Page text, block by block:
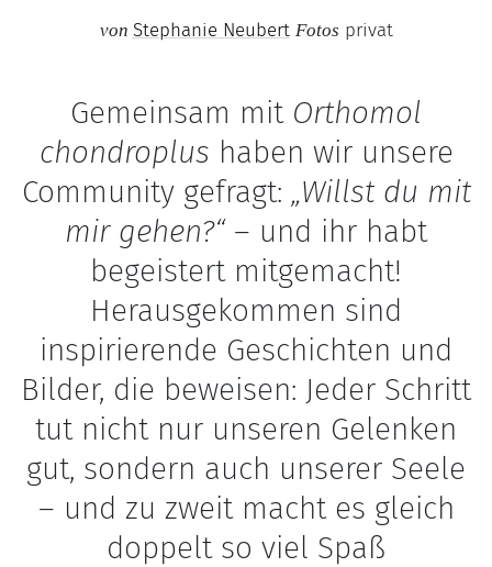
von Stephanie Neubert Fotos privat
Gemeinsam mit Orthomol
chondroplus haben wir unsere
Community gefragt: „Willst du mit
mir gehen?“– und ihr habt
begeistert mitgemacht!
Herausgekommen sind
inspirierende Geschichten und
Bilder, die beweisen: Jeder Schritt
tut nicht nur unseren Gelenken
gut, sondern auch unserer Seele
– und zu zweit macht es gleich
doppelt so viel Spaß